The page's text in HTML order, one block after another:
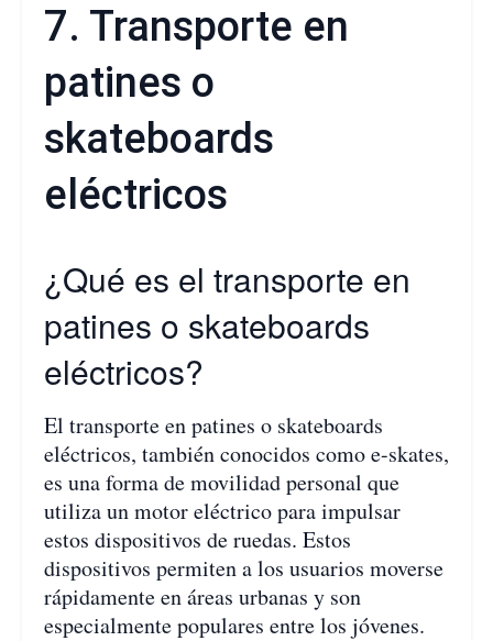
7. Transporte en
patines o
skateboards
eléctricos
¿Qué es el transporte en
patines o skateboards
eléctricos?
El transporte en patines o skateboards
eléctricos, también conocidos como e-skates,
es una forma de movilidad personal que
utiliza un motor eléctrico para impulsar
estos dispositivos de ruedas. Estos
dispositivos permiten a los usuarios moverse
rápidamente en áreas urbanas y son
especialmente populares entre los jóvenes.